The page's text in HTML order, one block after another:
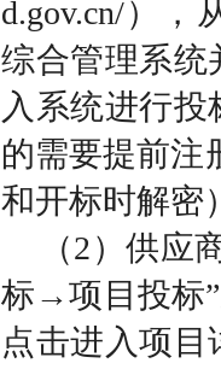
d.gov.cn/），
综合管理系统
入系统进行
的需要提前注
和开标时解密
（2）供应
标→项目投标
点击进入项